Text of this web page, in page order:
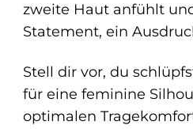
zweite Haut anfühlt
Statement, ein
Stell dir vor, du
für eine feminine
optimalen